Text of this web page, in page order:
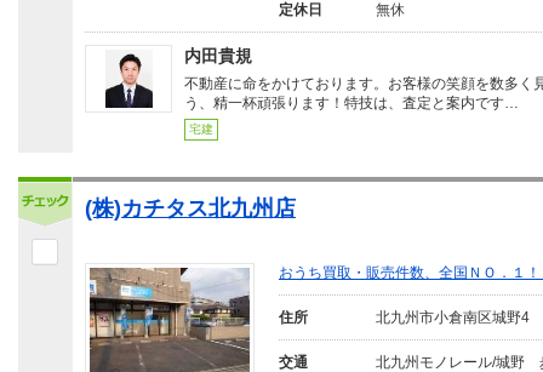
定休日 無休
内田貴規
不動産に命をかけております。お客様の笑顔を数多く
う、精一杯頑張ります！特技は、査定と案内です…
宅建
(株)カチタス北九州店
おうち買取・販売件数、全国ＮＯ．１
住所 北九州市小倉南区城野4
交通 北九州モノレール/城野